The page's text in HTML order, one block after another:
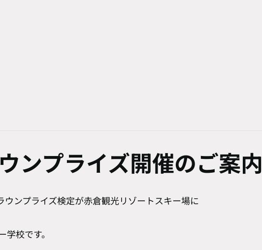
ンプライズ開催のご案内
ンプライズ検定が赤倉観光リゾートスキー場に
校です。